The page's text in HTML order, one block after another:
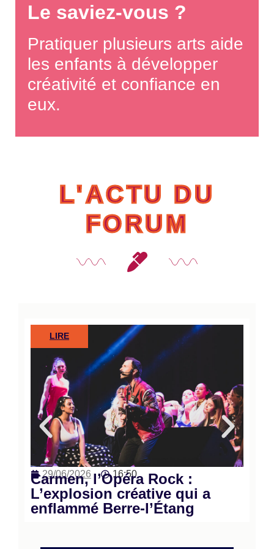
Le saviez-vous ?
Pratiquer plusieurs arts aide
les enfants à développer
créativité et confiance en
eux.
L'ACTU DU
FORUM
LIRE
29/06/2026 16:50
Carmen, l’Opéra Rock :
L’explosion créative qui a
enflammé Berre-l’Étang